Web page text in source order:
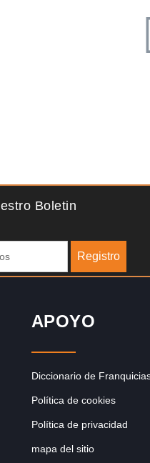
Boletin
Registro
APOYO
Diccionario de
Política de cookies
Política de privacidad
mapa del sitio